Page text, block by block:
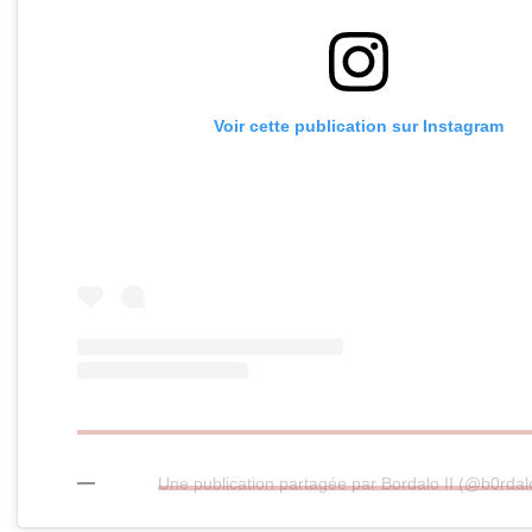
Voir cette publication sur Instagram
Une publication partagée par Bordalo II